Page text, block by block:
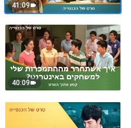
41:09
40:09